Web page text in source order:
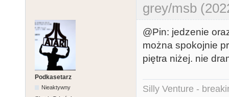
grey/msb
Podkasetarz
Nieaktywny
@Pin: jedzenie
można spokojnie
piętra niżej. nie
Silly Venture -